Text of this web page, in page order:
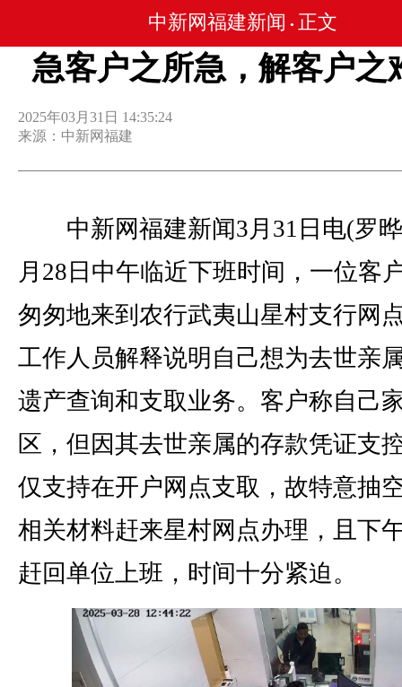
中新网福建新闻 • 正文
急客户之所急，解客户之
2025年03月31日 14:35:24
来源：中新网福建
中新网福建新闻3月31日电(罗
月28日中午临近下班时间，一位客
匆匆地来到农行武夷山星村支行网
工作人员解释说明自己想为去世亲
遗产查询和支取业务。客户称自己
区，但因其去世亲属的存款凭证支
仅支持在开户网点支取，故特意抽
相关材料赶来星村网点办理，且下
赶回单位上班，时间十分紧迫。